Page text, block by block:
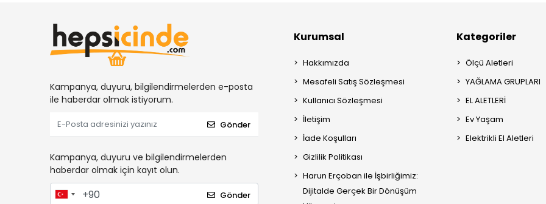
Kampanya, duyuru, bilgilendirmelerden e-posta
ile haberdar olmak istiyorum.
Gönder
Kampanya, duyuru ve bilgilendirmelerden
haberdar olmak için kayıt olun.
Gönder
Kurumsal
Hakkımızda
Mesafeli Satış Sözleşmesi
Kullanıcı Sözleşmesi
İletişim
İade Koşulları
Gizlilik Politikası
Harun Erçoban ile İşbirliğimiz:
Dijitalde Gerçek Bir Dönüşüm
Kategoriler
Ölçü Aletleri
YAĞLAMA GRUPLARI
EL ALETLERİ
Ev Yaşam
Elektrikli El Aletleri